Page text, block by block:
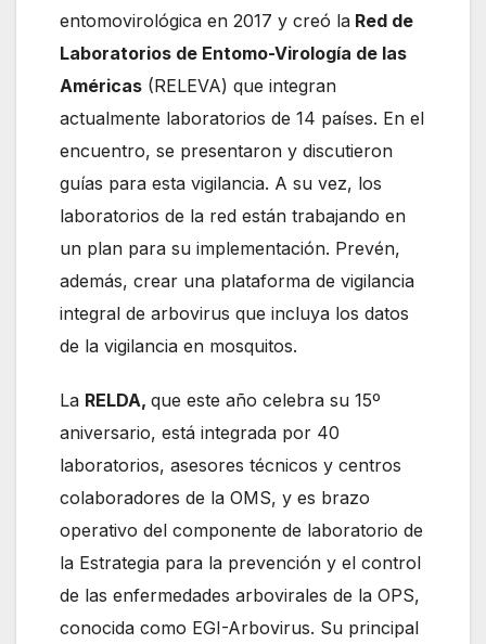
entomovirológica en 2017 y creó la Red de
Laboratorios de Entomo-Virología de las
Américas (RELEVA) que integran
actualmente laboratorios de 14 países. En el
encuentro, se presentaron y discutieron
guías para esta vigilancia. A su vez, los
laboratorios de la red están trabajando en
un plan para su implementación. Prevén,
además, crear una plataforma de vigilancia
integral de arbovirus que incluya los datos
de la vigilancia en mosquitos.
La RELDA, que este año celebra su 15º
aniversario, está integrada por 40
laboratorios, asesores técnicos y centros
colaboradores de la OMS, y es brazo
operativo del componente de laboratorio de
la Estrategia para la prevención y el control
de las enfermedades arbovirales de la OPS,
conocida como EGI-Arbovirus. Su principal